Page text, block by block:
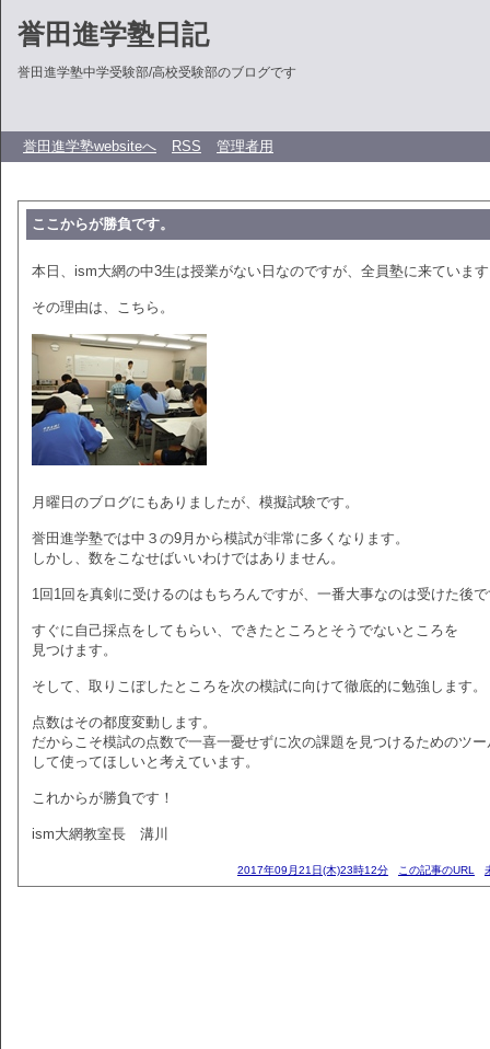
誉田進学塾日記
誉田進学塾中学受験部/高校受験部のブログです
誉田進学塾websiteへ RSS 管理者用
ここからが勝負です。
本日、ism大網の中3生は授業がない日なのですが、全員塾に来ていま
その理由は、こちら。
月曜日のブログにもありましたが、模擬試験です。
誉田進学塾では中３の9月から模試が非常に多くなります。
しかし、数をこなせばいいわけではありません。
1回1回を真剣に受けるのはもちろんですが、一番大事なのは受けた後
すぐに自己採点をしてもらい、できたところとそうでないところを
見つけます。
そして、取りこぼしたところを次の模試に向けて徹底的に勉強します。
点数はその都度変動します。
だからこそ模試の点数で一喜一憂せずに次の課題を見つけるためのツー
して使ってほしいと考えています。
これからが勝負です！
ism大網教室長 溝川
2017年09月21日(木)23時12分 この記事のURL